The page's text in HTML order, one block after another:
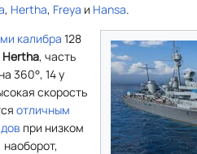
, Hertha, Freya и Hansa.
калибра 128
Hertha, часть
360°, 14 у
скорость
отличным
при низком